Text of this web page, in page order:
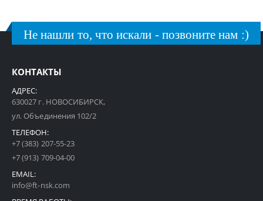
Не нашли то, что искали - позвоните нам :)
КОНТАКТЫ
АДРЕС:
630027 г. НОВОСИБИРСК,
ул. Объединения 102/2
ТЕЛЕФОН:
+7 (383) 207-55-23
+7 (913) 709-04-00
EMAIL:
info@ft-nsk.com